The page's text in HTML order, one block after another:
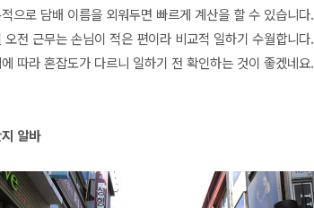
으로 담배 이름을 외워두면 빠르게 계산을 할 수 있습니다.
오전 근무는 손님이 적은 편이라 비교적 일하기 수월합니다.
따라 혼잡도가 다르니 일하기 전 확인하는 것이 좋겠네요.
알바